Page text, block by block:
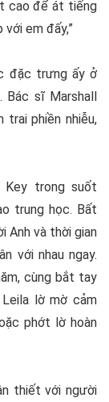
cao để át tiếng
với em đấy,”
đặc trưng ấy ở
Bác sĩ Marshall
trai phiền nhiễu,
Key trong suốt
trung học. Bất
Anh và thời gian
với nhau ngay.
cùng bắt tay
lờ mờ cảm
phớt lờ hoàn
thiết với người